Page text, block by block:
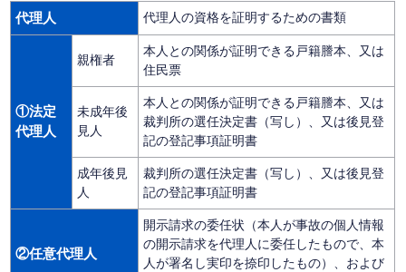
代理人 代理人の資格を証明するための書類
①法定
代理人
親権者
本人との関係が証明できる戸籍謄本、又は
住民票
未成年後
見人
本人との関係が証明できる戸籍謄本、又は
裁判所の選任決定書（写し）、又は後見登
記の登記事項証明書
成年後見
人
裁判所の選任決定書（写し）、又は後見登
記の登記事項証明書
②任意代理人
開示請求の委任状（本人が事故の個人情報
の開示請求を代理人に委任したもので、本
人が署名し実印を捺印したもの）、および